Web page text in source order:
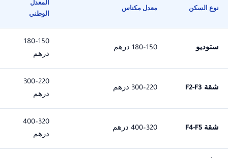
نوع السكن معدل مكناس
المعدل
الوطني
ستوديو 150–180 درهم
150–180
درهم
شقة F2-F3 220–300 درهم
220–300
درهم
شقة F4-F5 320–400 درهم
320–400
درهم